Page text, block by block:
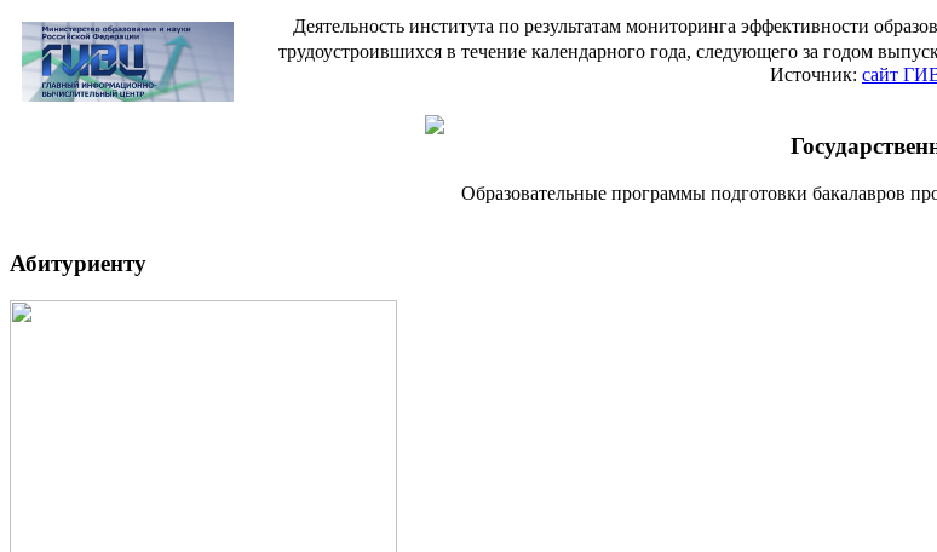
Деятельность института по результатам мониторинга эффективности
трудоустроившихся в течение календарного года, следующего за годом
Источник: сайт
Образовательные программы подготовки бакалавров
Абитуриенту